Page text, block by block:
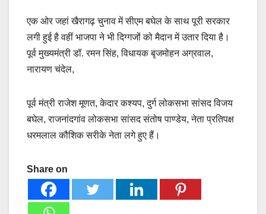
एक ओर जहां खैरागढ़ चुनाव में सीएम बघेल के साथ पूरी सरकार
लगी हुई है वहीं भाजपा ने भी दिग्गजों को मैदान में उतार दिया है।
पूर्व मुख्यमंत्री डॉ. रमन सिंह, विधायक बृजमोहन अग्रवाल,
नारायण चंदेल,
पूर्व मंत्री राजेश मूणत, केदार कश्यप, दुर्ग लोकसभा सांसद विजय
बघेल, राजनांदगांव लोकसभा सांसद संतोष पाण्डेय, नेता प्रतिपक्ष
धरमलाल कौशिक सरीके नेता लगे हुए हैं।
Share on